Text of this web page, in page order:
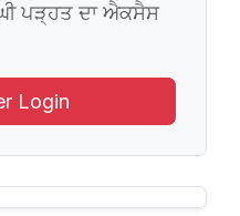
ਪੜ੍ਹਤ ਦਾ ਐਕਸੈਸ
Login